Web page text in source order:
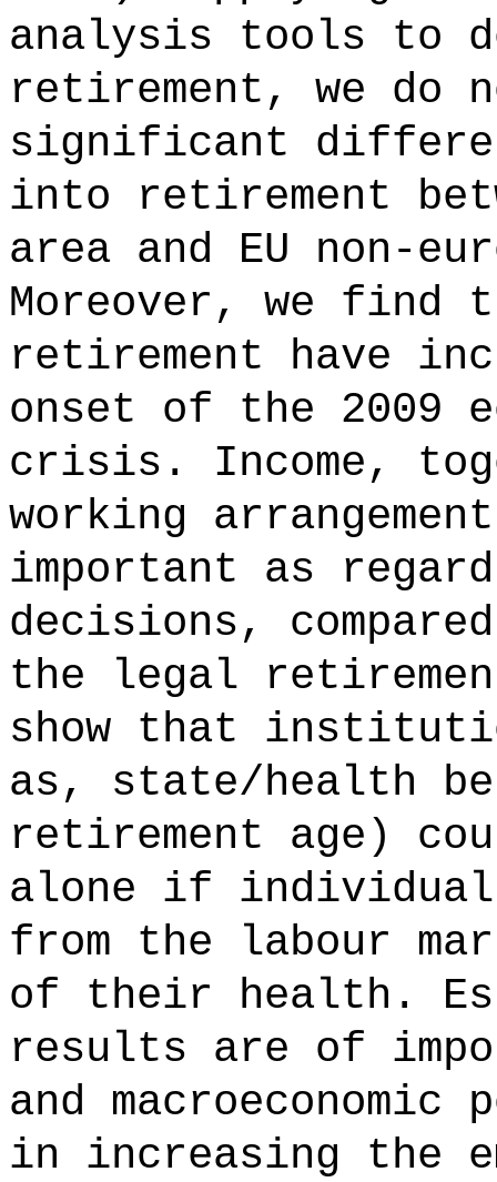
analysis tools to
retirement, we do
significant
into retirement
area and EU non-
Moreover, we
retirement have
onset of the 2009
crisis. Income,
working
important as
decisions,
the legal
show that
as, state/health
retirement age)
alone if
from the labour
of their health.
results are of
and
in increasing the